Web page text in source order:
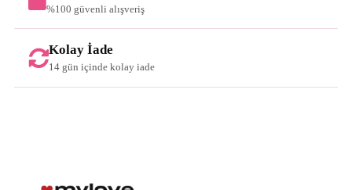
%100 güvenli alışveriş
Kolay İade
14 gün içinde kolay iade